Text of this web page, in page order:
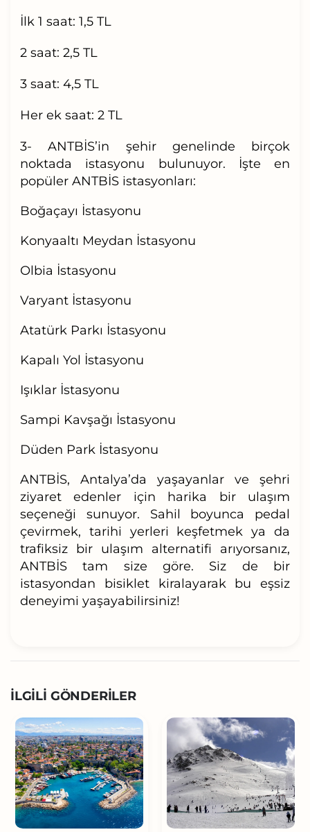
İlk 1 saat: 1,5 TL
2 saat: 2,5 TL
3 saat: 4,5 TL
Her ek saat: 2 TL
3-ANTBİS’in şehir genelinde birçok
noktada istasyonu bulunuyor. İşte en
popüler ANTBİS istasyonları:
Boğaçayı İstasyonu
Konyaaltı Meydan İstasyonu
Olbia İstasyonu
Varyant İstasyonu
Atatürk Parkı İstasyonu
Kapalı Yol İstasyonu
Işıklar İstasyonu
Sampi Kavşağı İstasyonu
Düden Park İstasyonu
ANTBİS, Antalya’da yaşayanlar ve şehri
ziyaret edenler için harika bir ulaşım
seçeneği sunuyor. Sahil boyunca pedal
çevirmek, tarihi yerleri keşfetmek ya da
trafiksiz bir ulaşım alternatifi arıyorsanız,
ANTBİS tam size göre. Siz de bir
istasyondan bisiklet kiralayarak bu eşsiz
deneyimi yaşayabilirsiniz!
İLGILI GÖNDERILER